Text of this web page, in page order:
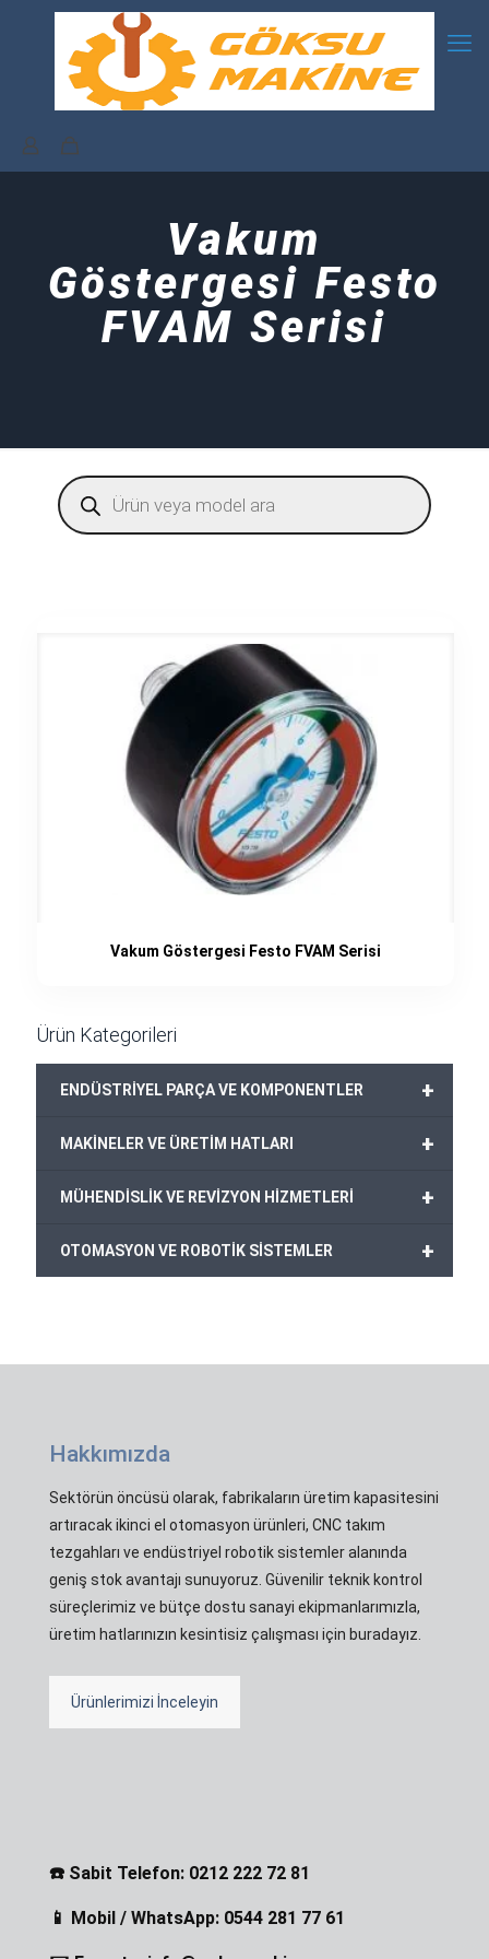
Vakum
Göstergesi Festo
FVAM Serisi
Products
search
Vakum Göstergesi Festo FVAM Serisi
Ürün Kategorileri
+
ENDÜSTRİYEL PARÇA VE KOMPONENTLER
+
MAKİNELER VE ÜRETİM HATLARI
+
MÜHENDİSLİK VE REVİZYON HİZMETLERİ
+
OTOMASYON VE ROBOTİK SİSTEMLER
Hakkımızda
Sektörün öncüsü olarak, fabrikaların üretim kapasitesini
artıracak ikinci el otomasyon ürünleri, CNC takım
tezgahları ve endüstriyel robotik sistemler alanında
geniş stok avantajı sunuyoruz. Güvenilir teknik kontrol
süreçlerimiz ve bütçe dostu sanayi ekipmanlarımızla,
üretim hatlarınızın kesintisiz çalışması için buradayız.
Ürünlerimizi İnceleyin
☎️ Sabit Telefon: 0212 222 72 81
📱 Mobil / WhatsApp: 0544 281 77 61